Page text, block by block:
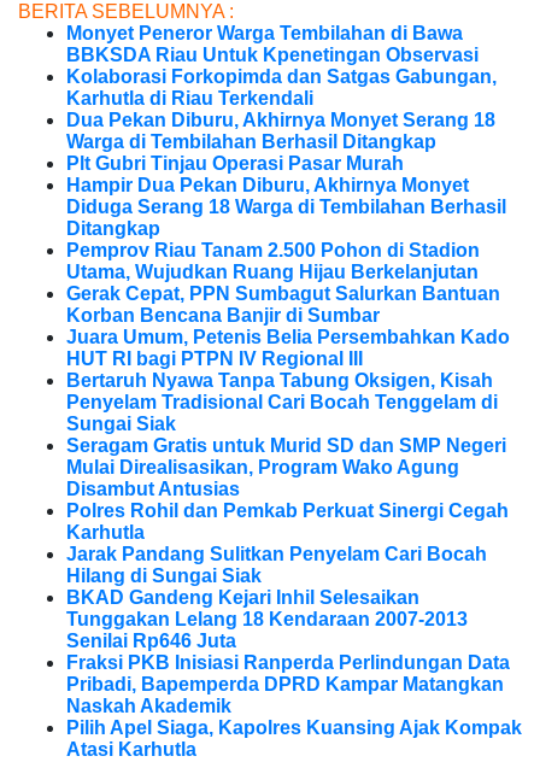
BERITA SEBELUMNYA :
Monyet Peneror Warga Tembilahan di Bawa
BBKSDA Riau Untuk Kpenetingan Observasi
Kolaborasi Forkopimda dan Satgas Gabungan,
Karhutla di Riau Terkendali
Dua Pekan Diburu, Akhirnya Monyet Serang 18
Warga di Tembilahan Berhasil Ditangkap
Plt Gubri Tinjau Operasi Pasar Murah
Hampir Dua Pekan Diburu, Akhirnya Monyet
Diduga Serang 18 Warga di Tembilahan Berhasil
Ditangkap
Pemprov Riau Tanam 2.500 Pohon di Stadion
Utama, Wujudkan Ruang Hijau Berkelanjutan
Gerak Cepat, PPN Sumbagut Salurkan Bantuan
Korban Bencana Banjir di Sumbar
Juara Umum, Petenis Belia Persembahkan Kado
HUT RI bagi PTPN IV Regional III
Bertaruh Nyawa Tanpa Tabung Oksigen, Kisah
Penyelam Tradisional Cari Bocah Tenggelam di
Sungai Siak
Seragam Gratis untuk Murid SD dan SMP Negeri
Mulai Direalisasikan, Program Wako Agung
Disambut Antusias
Polres Rohil dan Pemkab Perkuat Sinergi Cegah
Karhutla
Jarak Pandang Sulitkan Penyelam Cari Bocah
Hilang di Sungai Siak
BKAD Gandeng Kejari Inhil Selesaikan
Tunggakan Lelang 18 Kendaraan 2007-2013
Senilai Rp646 Juta
Fraksi PKB Inisiasi Ranperda Perlindungan Data
Pribadi, Bapemperda DPRD Kampar Matangkan
Naskah Akademik
Pilih Apel Siaga, Kapolres Kuansing Ajak Kompak
Atasi Karhutla